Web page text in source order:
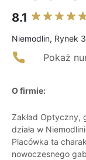
8.1
Niemodlin, Rynek
Pokaż
O firmie:
Zakład Optyczny,
działa w
Placówka ta
nowoczesnego